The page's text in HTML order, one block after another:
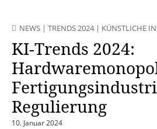
NEWS | TRENDS 2024| KÜNSTLICHE
KI-Trends 2024:
Regulierung
10. Januar 2024